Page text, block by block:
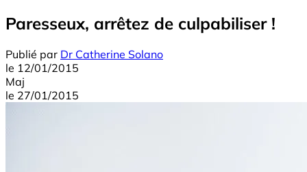
Paresseux, arrêtez de culpabiliser !
Publié par Dr Catherine Solano
le 12/01/2015
Maj
le 27/01/2015